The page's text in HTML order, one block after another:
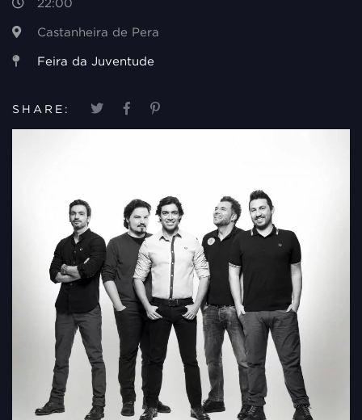
22:00
Castanheira de Pera
Feira da Juventude
SHARE: